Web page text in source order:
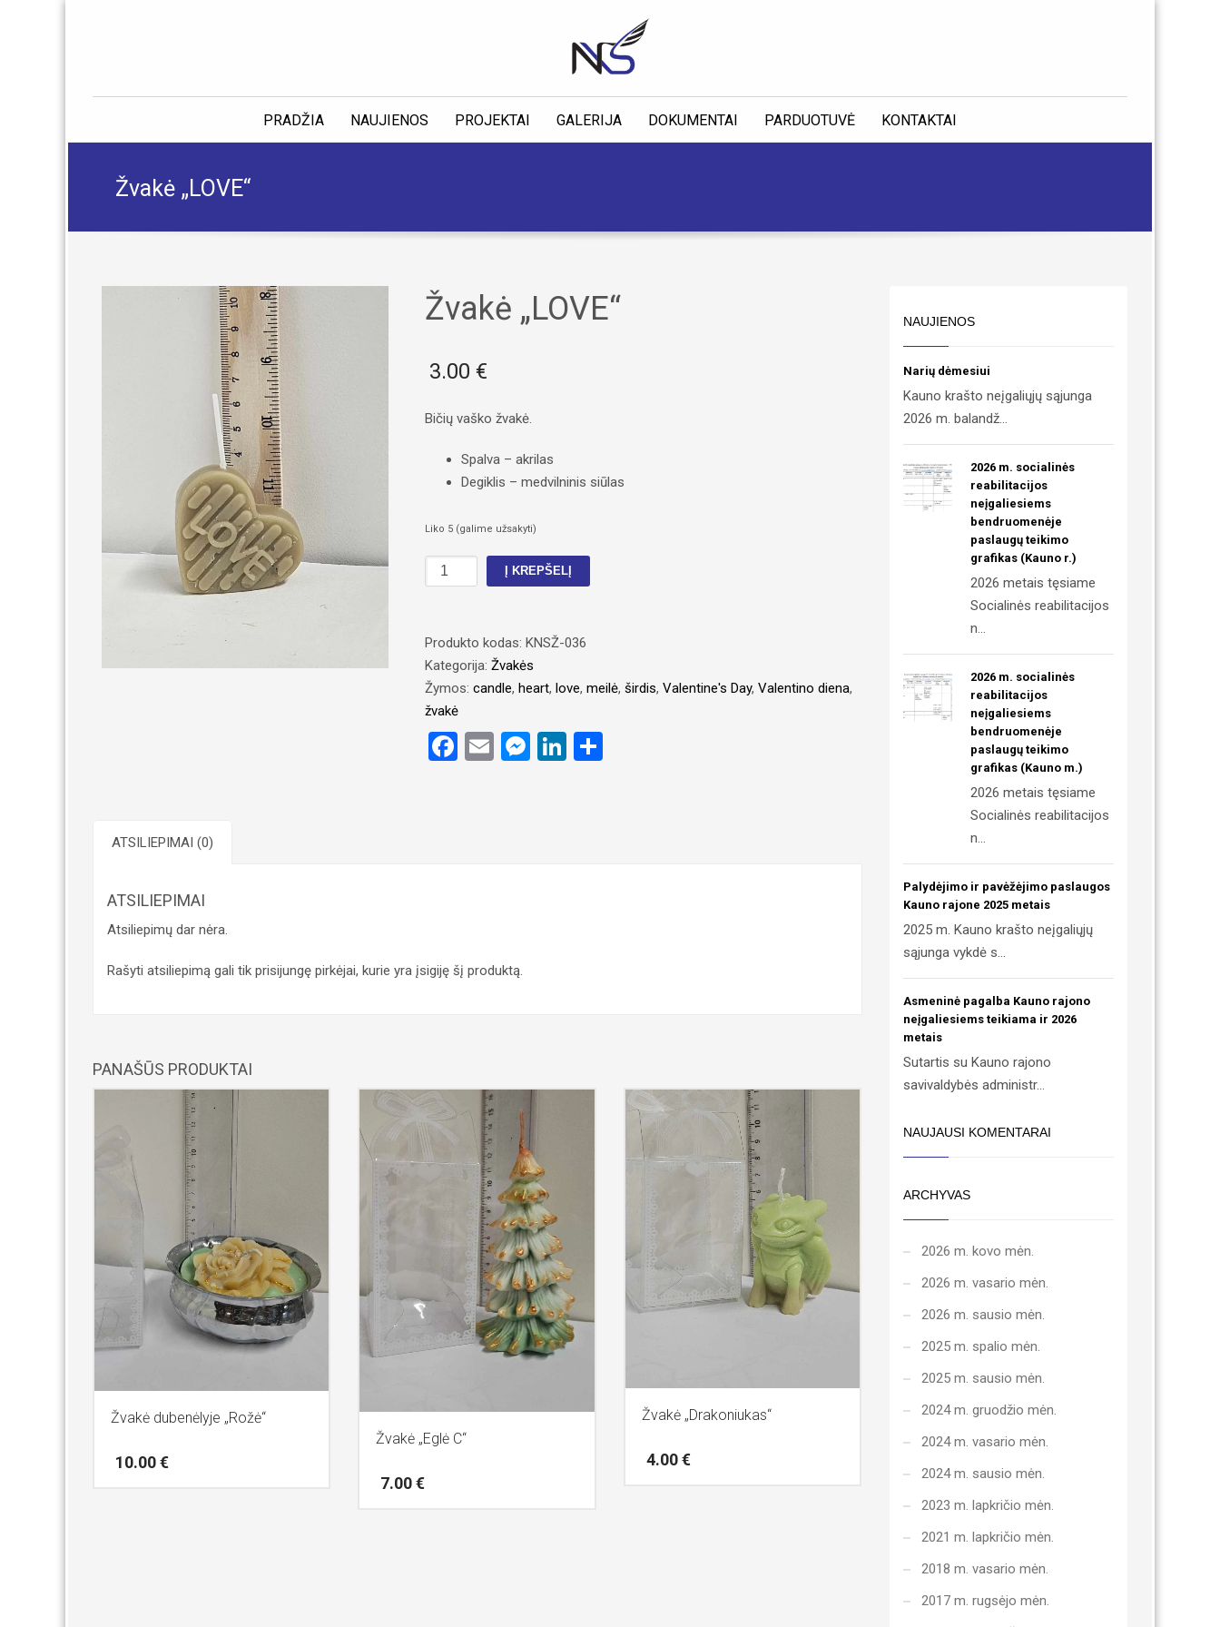
PRADŽIA NAUJIENOS PROJEKTAI GALERIJA DOKUMENTAI PARDUOTUVĖ KONTAKTAI
Žvakė „LOVE“
Žvakė „LOVE“
3.00 €
Bičių vaško žvakė.
Spalva – akrilas
Degiklis – medvilninis siūlas
Liko 5 (galime užsakyti)
produkto
kiekis:
„LOVE“
Į KREPŠELĮ
Produkto kodas: KNSŽ-036
Kategorija: Žvakės
Žymos: candle, heart, love, meilė, širdis, Valentine's Day, Valentino diena,
žvakė
Facebook
EmailMessenger
LinkedIn
Share
ATSILIEPIMAI (0)
ATSILIEPIMAI
Atsiliepimų dar nėra.
Rašyti atsiliepimą gali tik prisijungę pirkėjai, kurie yra įsigiję šį produktą.
PANAŠŪS PRODUKTAI
Žvakė dubenėlyje „Rožė“
10.00€
Žvakė „Eglė C“
7.00€
Žvakė „Drakoniukas“
4.00€
NAUJIENOS
Narių dėmesiui
Kauno krašto neįgaliųjų sąjunga
2026 m. balandž...
2026 m. socialinės
reabilitacijos
neįgaliesiems
bendruomenėje
paslaugų teikimo
grafikas (Kauno r.)
2026 metais tęsiame
Socialinės reabilitacijos
n...
2026 m. socialinės
reabilitacijos
neįgaliesiems
bendruomenėje
paslaugų teikimo
grafikas (Kauno m.)
2026 metais tęsiame
Socialinės reabilitacijos
n...
Palydėjimo ir pavėžėjimo paslaugos
Kauno rajone 2025 metais
2025 m. Kauno krašto neįgaliųjų
sąjunga vykdė s...
Asmeninė pagalba Kauno rajono
neįgaliesiems teikiama ir 2026
metais
Sutartis su Kauno rajono
savivaldybės administr...
NAUJAUSI KOMENTARAI
ARCHYVAS
2026 m. kovo mėn.
2026 m. vasario mėn.
2026 m. sausio mėn.
2025 m. spalio mėn.
2025 m. sausio mėn.
2024 m. gruodžio mėn.
2024 m. vasario mėn.
2024 m. sausio mėn.
2023 m. lapkričio mėn.
2021 m. lapkričio mėn.
2018 m. vasario mėn.
2017 m. rugsėjo mėn.